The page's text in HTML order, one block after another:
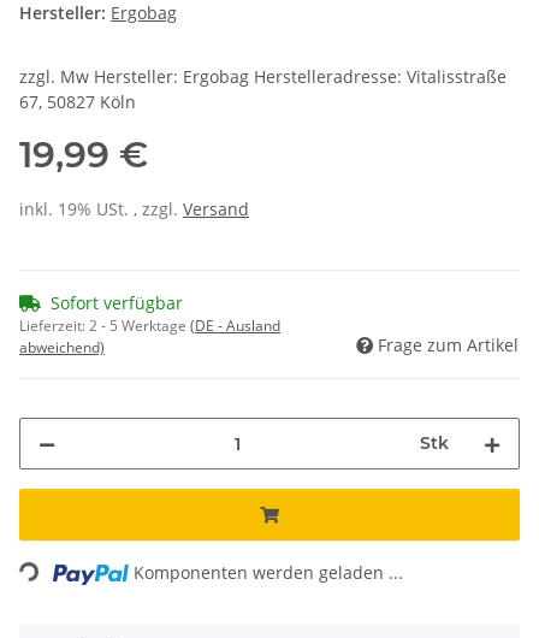
Hersteller: Ergobag
zzgl. Mw Hersteller: Ergobag Herstelleradresse: Vitalisstraße
67, 50827 Köln
19,99 €
inkl. 19% USt. , zzgl. Versand
Sofort verfügbar
Lieferzeit:2 - 5 Werktage (DE - Ausland
abweichend)
Frage zum Artikel
Stk
Loading... Komponenten werden geladen ...